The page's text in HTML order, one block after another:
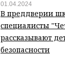
01.04.2024
В преддверии
специалисты
рассказывают
безопасности